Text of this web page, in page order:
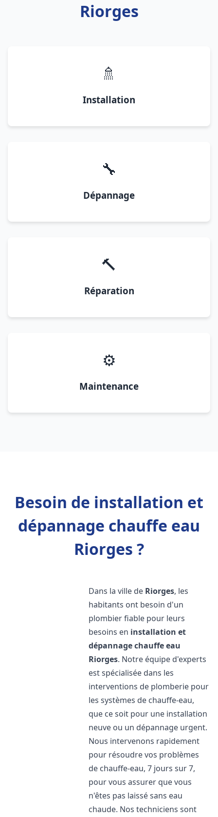
Riorges
🚿
Installation
🔧
Dépannage
🔨
Réparation
⚙️
Maintenance
Besoin de installation et
dépannage chauffe eau
Riorges ?
Dans la ville de Riorges, les
habitants ont besoin d'un
plombier fiable pour leurs
besoins en installation et
dépannage chauffe eau
Riorges. Notre équipe d'experts
est spécialisée dans les
interventions de plomberie pour
les systèmes de chauffe-eau,
que ce soit pour une installation
neuve ou un dépannage urgent.
Nous intervenons rapidement
pour résoudre vos problèmes
de chauffe-eau, 7 jours sur 7,
pour vous assurer que vous
n'êtes pas laissé sans eau
chaude. Nos techniciens sont